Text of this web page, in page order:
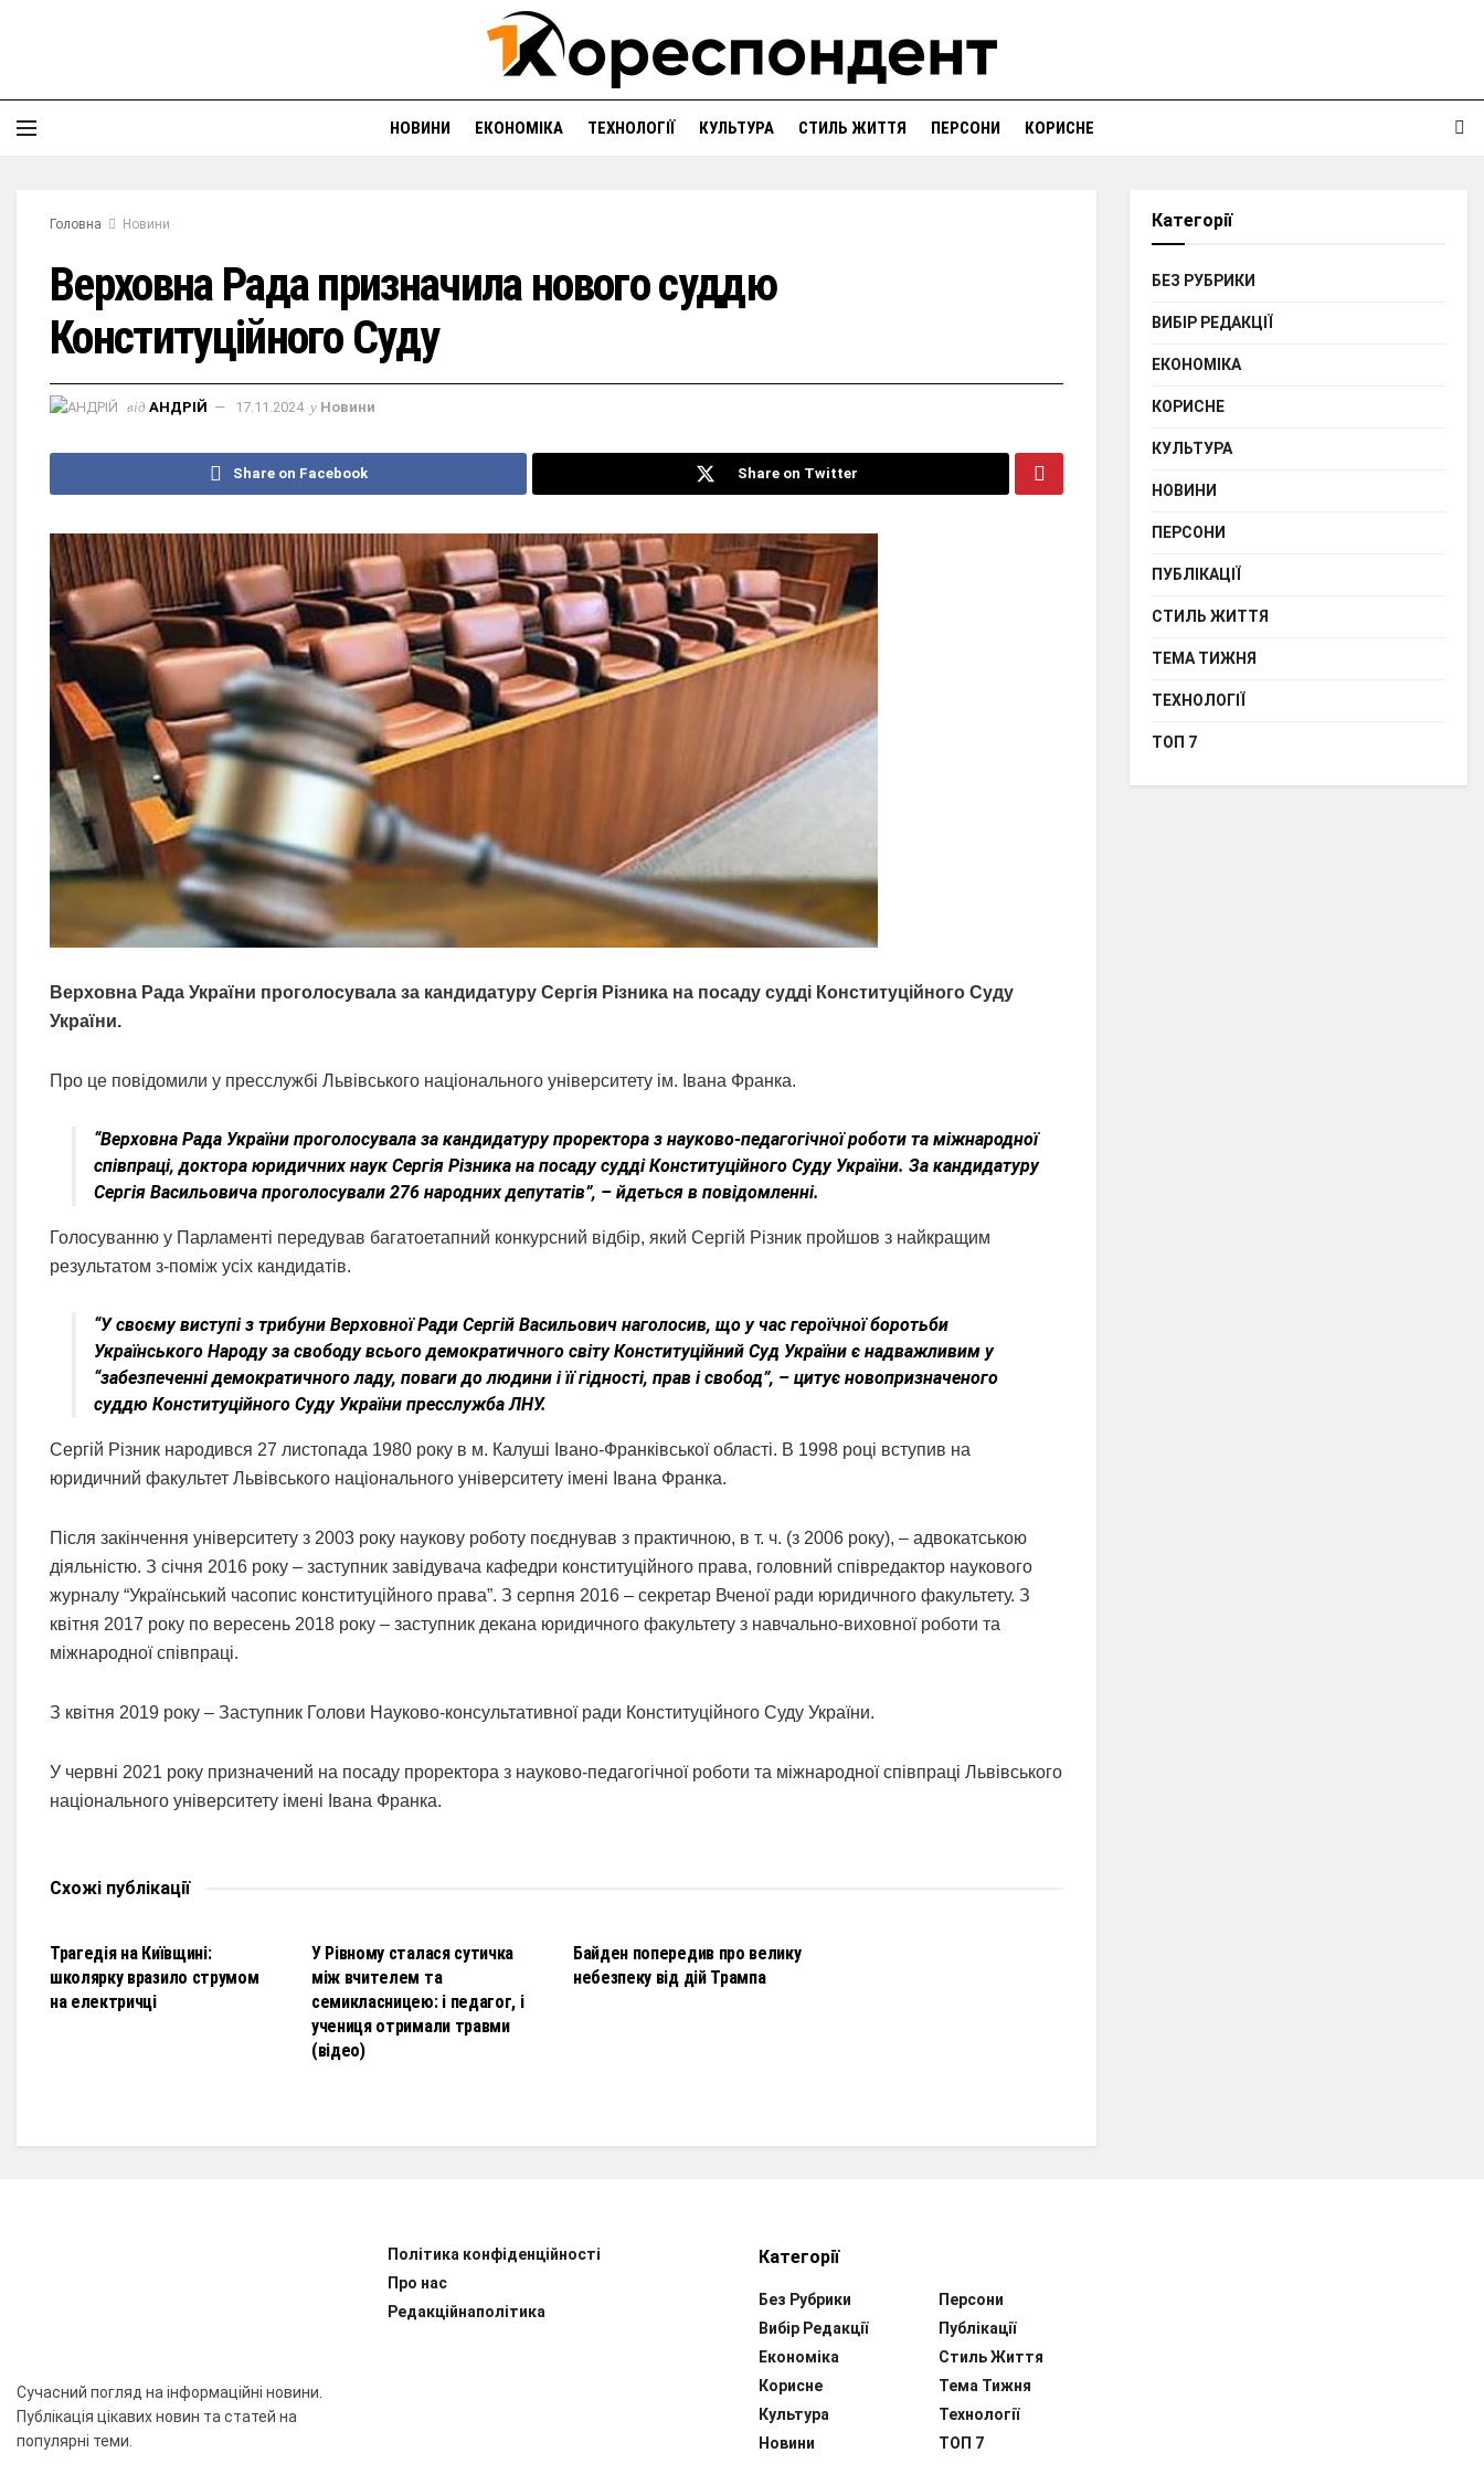
НОВИНИ ЕКОНОМІКА ТЕХНОЛОГІЇ КУЛЬТУРА СТИЛЬ ЖИТТЯ ПЕРСОНИ КОРИСНЕ
Головна Новини
Верховна Рада призначила нового суддю
Конституційного Суду
від АНДРІЙ 17.11.2024 у Новини
Share on Facebook Share on Twitter
Верховна Рада України проголосувала за кандидатуру Сергія Різника на посаду судді Конституційного Суду
України.
Про це повідомили у пресслужбі Львівського національного університету ім. Івана Франка.
“Верховна Рада України проголосувала за кандидатуру проректора з науково-педагогічної роботи та міжнародної
співпраці, доктора юридичних наук Сергія Різника на посаду судді Конституційного Суду України. За кандидатуру
Сергія Васильовича проголосували 276 народних депутатів”, – йдеться в повідомленні.
Голосуванню у Парламенті передував багатоетапний конкурсний відбір, який Сергій Різник пройшов з найкращим
результатом з-поміж усіх кандидатів.
“У своєму виступі з трибуни Верховної Ради Сергій Васильович наголосив, що у час героїчної боротьби
Українського Народу за свободу всього демократичного світу Конституційний Суд України є надважливим у
“забезпеченні демократичного ладу, поваги до людини і її гідності, прав і свобод”, – цитує новопризначеного
суддю Конституційного Суду України пресслужба ЛНУ.
Сергій Різник народився 27 листопада 1980 року в м. Калуші Івано-Франківської області. В 1998 році вступив на
юридичний факультет Львівського національного університету імені Івана Франка.
Після закінчення університету з 2003 року наукову роботу поєднував з практичною, в т. ч. (з 2006 року), – адвокатською
діяльністю. З січня 2016 року – заступник завідувача кафедри конституційного права, головний співредактор наукового
журналу “Український часопис конституційного права”. З серпня 2016 – секретар Вченої ради юридичного факультету. З
квітня 2017 року по вересень 2018 року – заступник декана юридичного факультету з навчально-виховної роботи та
міжнародної співпраці.
З квітня 2019 року – Заступник Голови Науково-консультативної ради Конституційного Суду України.
У червні 2021 року призначений на посаду проректора з науково-педагогічної роботи та міжнародної співпраці Львівського
національного університету імені Івана Франка.
Схожі публікації
Трагедія на Київщині:
школярку вразило струмом
на електричці
У Рівному сталася сутичка
між вчителем та
семикласницею: і педагог, і
учениця отримали травми
(відео)
Байден попередив про велику
небезпеку від дій Трампа
Категорії
БЕЗ РУБРИКИ
ВИБІР РЕДАКЦІЇ
ЕКОНОМІКА
КОРИСНЕ
КУЛЬТУРА
НОВИНИ
ПЕРСОНИ
ПУБЛІКАЦІЇ
СТИЛЬ ЖИТТЯ
ТЕМА ТИЖНЯ
ТЕХНОЛОГІЇ
ТОП 7
Сучасний погляд на інформаційні новини.
Публікація цікавих новин та статей на
популярні теми.
Політика конфіденційності
Про нас
Редакційнаполітика
Категорії
Без Рубрики
Вибір Редакції
Економіка
Корисне
Культура
Новини
Персони
Публікації
Стиль Життя
Тема Тижня
Технології
ТОП 7